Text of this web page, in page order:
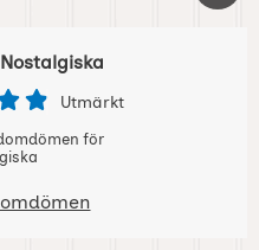
Utmärkt
för